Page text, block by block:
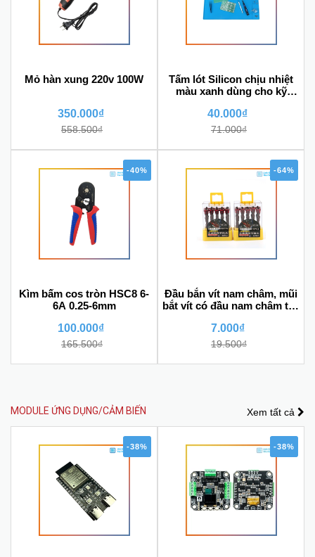
Mỏ hàn xung 220v 100W
350.000₫
558.500₫
Tấm lót Silicon chịu nhiệt
màu xanh dùng cho kỹ
40.000₫
71.000₫
-40%
Kìm bấm cos tròn HSC8 6-
6A 0.25-6mm
100.000₫
165.500₫
-64%
Đầu bắn vít nam châm, mũi
bắt vít có đầu nam châm trợ
7.000₫
19.500₫
MODULE ỨNG DỤNG/CẢM BIẾN Xem tất cả
-38% -38%